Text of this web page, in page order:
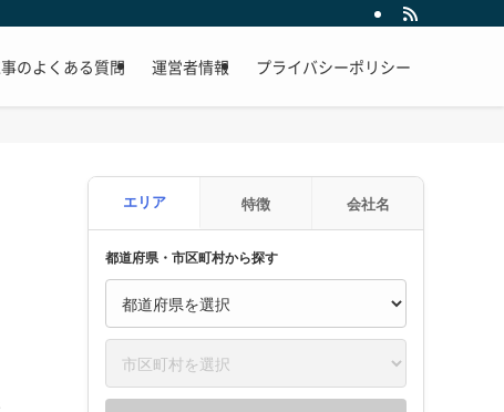
のよくある質問 運営者情報 プライバシーポリシー
エリア 特徴 会社名
都道府県・市区町村から探す